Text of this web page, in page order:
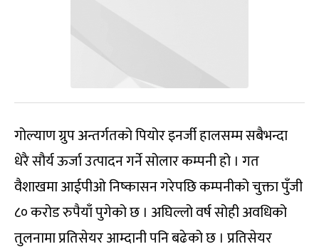
गोल्याण ग्रुप अन्तर्गतको पियोर इनर्जी हालसम्म सबैभन्दा
धेरै सौर्य ऊर्जा उत्पादन गर्ने सोलार कम्पनी हो । गत
वैशाखमा आईपीओ निष्कासन गरेपछि कम्पनीको चुक्ता पुँजी
८० करोड रुपैयाँ पुगेको छ । अघिल्लो वर्ष सोही अवधिको
तुलनामा प्रतिसेयर आम्दानी पनि बढेको छ । प्रतिसेयर